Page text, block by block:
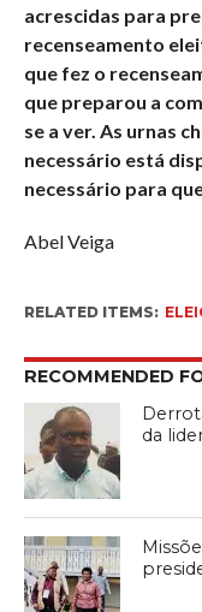
acrescidas para
recenseamento
que fez o
que preparou a
se a ver. As urnas
necessário está
necessário para
Abel Veiga
RELATED ITEMS:
RECOMMENDED
da